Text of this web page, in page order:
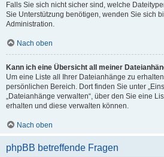
Falls Sie sich nicht sicher sind, welche
Sie Unterstützung benötigen, wenden Sie sich
Administration.
Nach oben
Kann ich eine Übersicht all meiner
Um eine Liste all Ihrer Dateianhänge zu
persönlichen Bereich. Dort finden Sie unter
„Dateianhänge verwalten“, über den Sie eine
erhalten und diese verwalten können.
Nach oben
phpBB betreffende Fragen